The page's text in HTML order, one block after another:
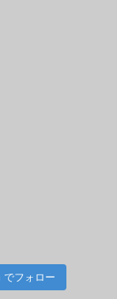
でフォロー